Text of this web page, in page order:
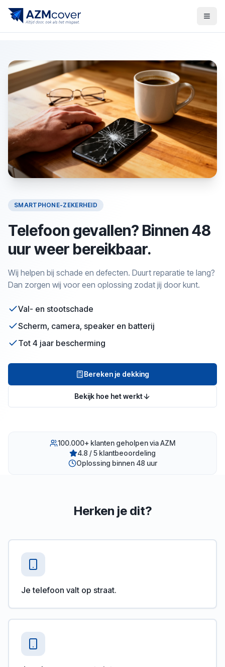
SMARTPHONE-ZEKERHEID
Telefoon gevallen? Binnen 48
uur weer bereikbaar.
Wij helpen bij schade en defecten. Duurt reparatie te lang?
Dan zorgen wij voor een oplossing zodat jij door kunt.
Val- en stootschade
Scherm, camera, speaker en batterij
Tot 4 jaar bescherming
Bereken je dekking
Bekijk hoe het werkt
100.000+ klanten geholpen via AZM
4.8 / 5 klantbeoordeling
Oplossing binnen 48 uur
Herken je dit?
Je telefoon valt op straat.